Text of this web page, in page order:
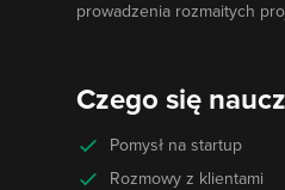
prowadzenia rozmaitych
Czego się
Pomysł na startup
Rozmowy z klientami